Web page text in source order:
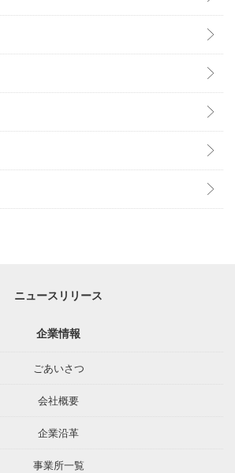
ニュースリリース
企業情報
ごあいさつ
会社概要
企業沿革
事業所一覧